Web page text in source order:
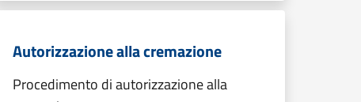
Autorizzazione alla cremazione
Procedimento di autorizzazione alla